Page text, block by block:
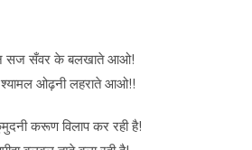
सज सँवर के बलखाते आओ!
श्यामल ओढ़नी लहराते आओ!!
करूण विलाप कर रही है!